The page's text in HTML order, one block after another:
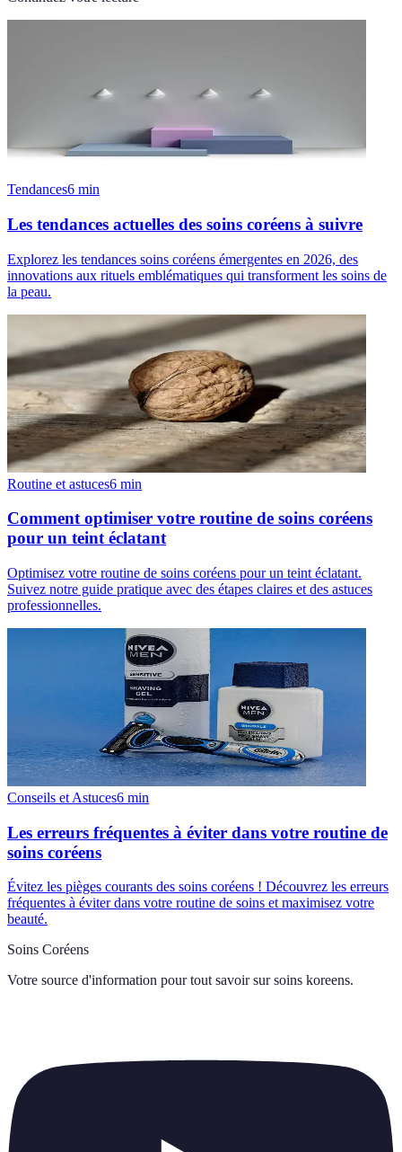
Tendances6 min
Les tendances actuelles des soins coréens à suivre
Explorez les tendances soins coréens émergentes en 2026, des
innovations aux rituels emblématiques qui transforment les soins de
la peau.
Routine et astuces6 min
Comment optimiser votre routine de soins coréens
pour un teint éclatant
Optimisez votre routine de soins coréens pour un teint éclatant.
Suivez notre guide pratique avec des étapes claires et des astuces
professionnelles.
Conseils et Astuces6 min
Les erreurs fréquentes à éviter dans votre routine de
soins coréens
Évitez les pièges courants des soins coréens ! Découvrez les erreurs
fréquentes à éviter dans votre routine de soins et maximisez votre
beauté.
Soins Coréens
Votre source d'information pour tout savoir sur soins koreens.